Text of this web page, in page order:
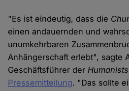
"Es ist eindeutig, dass die
einen andauernden und
unumkehrbaren
Anhängerschaft erlebt", sagte
Geschäftsführer der
Pressemitteilung. "Das sollte